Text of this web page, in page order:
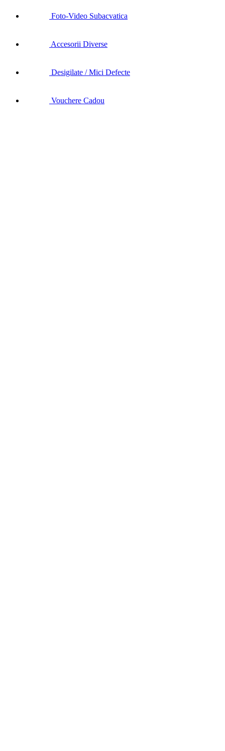
Foto-Video Subacvatica
Accesorii Diverse
Desigilate / Mici Defecte
Vouchere Cadou